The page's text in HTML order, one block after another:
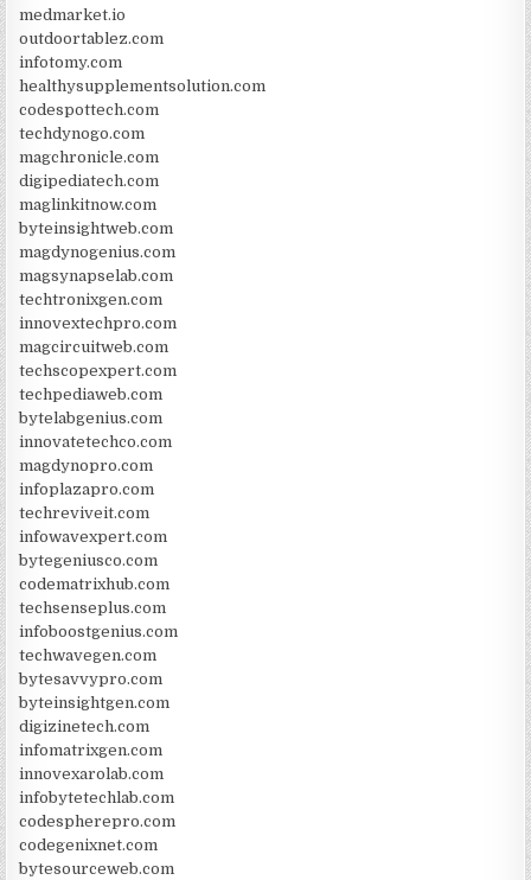
medmarket.io
outdoortablez.com
infotomy.com
healthysupplementsolution.com
codespottech.com
techdynogo.com
magchronicle.com
digipediatech.com
maglinkitnow.com
byteinsightweb.com
magdynogenius.com
magsynapselab.com
techtronixgen.com
innovextechpro.com
magcircuitweb.com
techscopexpert.com
techpediaweb.com
bytelabgenius.com
innovatetechco.com
magdynopro.com
infoplazapro.com
techreviveit.com
infowavexpert.com
bytegeniusco.com
codematrixhub.com
techsenseplus.com
infoboostgenius.com
techwavegen.com
bytesavvypro.com
byteinsightgen.com
digizinetech.com
infomatrixgen.com
innovexarolab.com
infobytetechlab.com
codespherepro.com
codegenixnet.com
bytesourceweb.com